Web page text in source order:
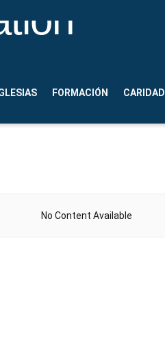
FORMACIÓN CARIDAD
No Content Available